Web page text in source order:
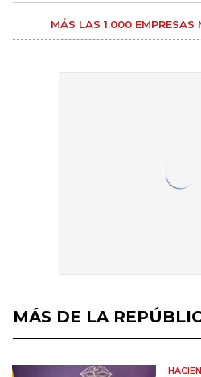
MÁS LAS 1.000 EMPRESAS
MÁS DE LA